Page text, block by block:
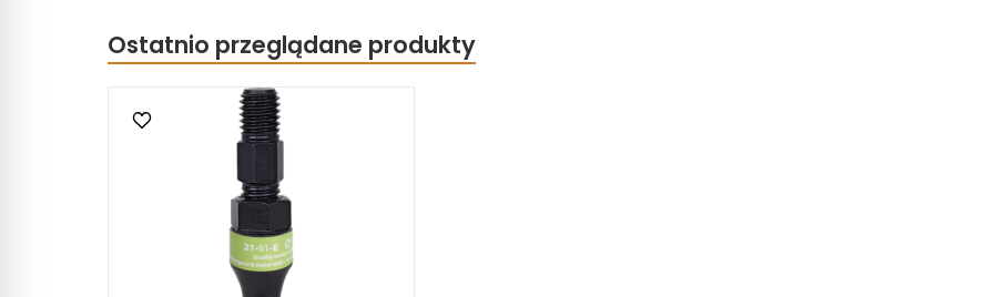
Ostatnio przeglądane produkty